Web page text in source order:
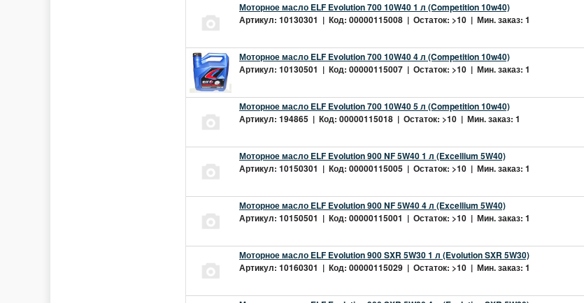
Моторное масло ELF Evolution 700 10W40 1 л (Competition 10w40)
Артикул: 10130301 | Код: 00000115008 | Остаток: >10 | Мин. заказ: 1
Моторное масло ELF Evolution 700 10W40 4 л (Competition 10w40)
Артикул: 10130501 | Код: 00000115007 | Остаток: >10 | Мин. заказ: 1
Моторное масло ELF Evolution 700 10W40 5 л (Competition 10w40)
Артикул: 194865 | Код: 00000115018 | Остаток: >10 | Мин. заказ: 1
Моторное масло ELF Evolution 900 NF 5W40 1 л (Excellium 5W40)
Артикул: 10150301 | Код: 00000115005 | Остаток: >10 | Мин. заказ: 1
Моторное масло ELF Evolution 900 NF 5W40 4 л (Excellium 5W40)
Артикул: 10150501 | Код: 00000115001 | Остаток: >10 | Мин. заказ: 1
Моторное масло ELF Evolution 900 SXR 5W30 1 л (Evolution SXR 5W30)
Артикул: 10160301 | Код: 00000115029 | Остаток: >10 | Мин. заказ: 1